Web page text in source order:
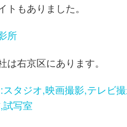
トもありました。
所
右京区にあります。
タジオ,映画撮影,テレビ
試写室